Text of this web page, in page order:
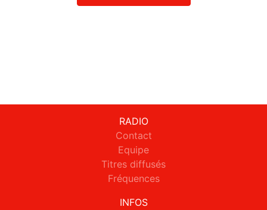
RADIO
Contact
Equipe
Titres diffusés
Fréquences
INFOS